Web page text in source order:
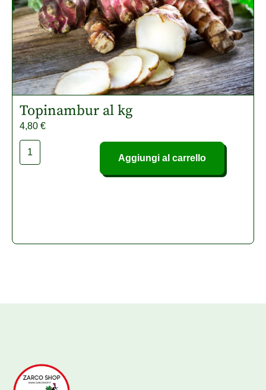
Topinambur al kg
4,80 €
Aggiungi al carrello